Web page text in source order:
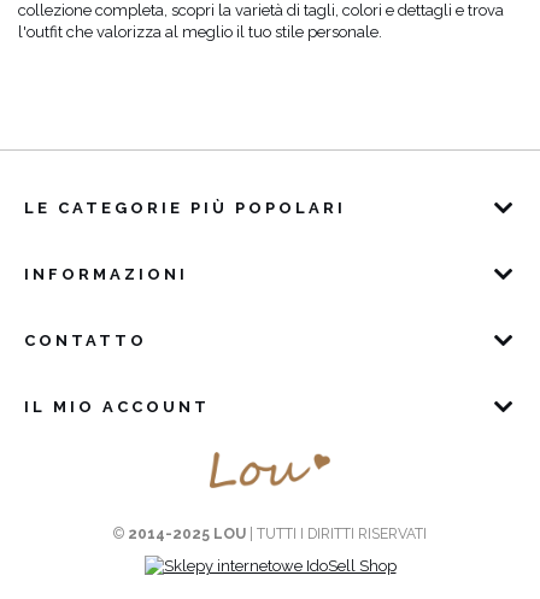
collezione completa, scopri la varietà di tagli, colori e dettagli e trova
l'outfit che valorizza al meglio il tuo stile personale.
LE CATEGORIE PIÙ POPOLARI
INFORMAZIONI
CONTATTO
IL MIO ACCOUNT
© 2014-2025 LOU | TUTTI I DIRITTI RISERVATI